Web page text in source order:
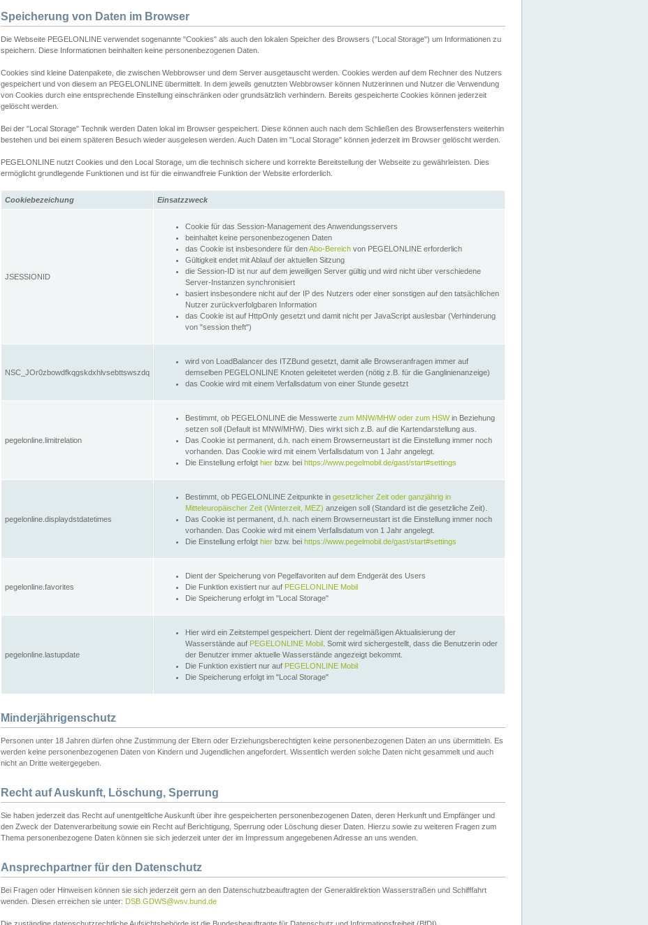
Speicherung von Daten im Browser
Die Webseite PEGELONLINE verwendet sogenannte "Cookies" als auch den lokalen Speicher des Browsers ("Local Storage") um Informationen zu
speichern. Diese Informationen beinhalten keine personenbezogenen Daten.
Cookies sind kleine Datenpakete, die zwischen Webbrowser und dem Server ausgetauscht werden. Cookies werden auf dem Rechner des Nutzers
gespeichert und von diesem an PEGELONLINE übermittelt. In dem jeweils genutzten Webbrowser können Nutzerinnen und Nutzer die Verwendung
von Cookies durch eine entsprechende Einstellung einschränken oder grundsätzlich verhindern. Bereits gespeicherte Cookies können jederzeit
gelöscht werden.
Bei der "Local Storage" Technik werden Daten lokal im Browser gespeichert. Diese können auch nach dem Schließen des Browserfensters weiterhin
bestehen und bei einem späteren Besuch wieder ausgelesen werden. Auch Daten im "Local Storage" können jederzeit im Browser gelöscht werden.
PEGELONLINE nutzt Cookies und den Local Storage, um die technisch sichere und korrekte Bereitstellung der Webseite zu gewährleisten. Dies
ermöglicht grundlegende Funktionen und ist für die einwandfreie Funktion der Website erforderlich.
Cookiebezeichung Einsatzzweck
JSESSIONID
Cookie für das Session-Management des Anwendungsservers
beinhaltet keine personenbezogenen Daten
das Cookie ist insbesondere für denAbo-Bereich von PEGELONLINE erforderlich
Gültigkeit endet mit Ablauf der aktuellen Sitzung
die Session-ID ist nur auf dem jeweiligen Server gültig und wird nicht über verschiedene
Server-Instanzen synchronisiert
basiert insbesondere nicht auf der IP des Nutzers oder einer sonstigen auf den tatsächlichen
Nutzer zurückverfolgbaren Information
das Cookie ist auf HttpOnly gesetzt und damit nicht per JavaScript auslesbar (Verhinderung
von "session theft")
NSC_JOr0zbowdfkqgskdxhlvsebttswszdq
wird von LoadBalancer des ITZBund gesetzt, damit alle Browseranfragen immer auf
demselben PEGELONLINE Knoten geleitetet werden (nötig z.B. für die Ganglinienanzeige)
das Cookie wird mit einem Verfallsdatum von einer Stunde gesetzt
pegelonline.limitrelation
Bestimmt, ob PEGELONLINE die Messwerte zum MNW/MHW oder zum HSWin Beziehung
setzen soll (Default ist MNW/MHW). Dies wirkt sich z.B. auf die Kartendarstellung aus.
Das Cookie ist permanent, d.h. nach einem Browserneustart ist die Einstellung immer noch
vorhanden. Das Cookie wird mit einem Verfallsdatum von 1 Jahr angelegt.
Die Einstellung erfolgt hier bzw. bei https://www.pegelmobil.de/gast/start#settings
pegelonline.displaydstdatetimes
Bestimmt, ob PEGELONLINE Zeitpunkte in gesetzlicher Zeit oder ganzjährig in
Mitteleuropäischer Zeit (Winterzeit, MEZ) anzeigen soll (Standard ist die gesetzliche Zeit).
Das Cookie ist permanent, d.h. nach einem Browserneustart ist die Einstellung immer noch
vorhanden. Das Cookie wird mit einem Verfallsdatum von 1 Jahr angelegt.
Die Einstellung erfolgt hier bzw. bei https://www.pegelmobil.de/gast/start#settings
pegelonline.favorites
Dient der Speicherung von Pegelfavoriten auf dem Endgerät des Users
Die Funktion existiert nur auf PEGELONLINE Mobil
Die Speicherung erfolgt im "Local Storage"
pegelonline.lastupdate
Hier wird ein Zeitstempel gespeichert. Dient der regelmäßigen Aktualisierung der
Wasserstände auf PEGELONLINE Mobil . Somit wird sichergestellt, dass die Benutzerin oder
der Benutzer immer aktuelle Wasserstände angezeigt bekommt.
Die Funktion existiert nur auf PEGELONLINE Mobil
Die Speicherung erfolgt im "Local Storage"
Minderjährigenschutz
Personen unter 18 Jahren dürfen ohne Zustimmung der Eltern oder Erziehungsberechtigten keine personenbezogenen Daten an uns übermitteln. Es
werden keine personenbezogenen Daten von Kindern und Jugendlichen angefordert. Wissentlich werden solche Daten nicht gesammelt und auch
nicht an Dritte weitergegeben.
Recht auf Auskunft, Löschung, Sperrung
Sie haben jederzeit das Recht auf unentgeltliche Auskunft über ihre gespeicherten personenbezogenen Daten, deren Herkunft und Empfänger und
den Zweck der Datenverarbeitung sowie ein Recht auf Berichtigung, Sperrung oder Löschung dieser Daten. Hierzu sowie zu weiteren Fragen zum
Thema personenbezogene Daten können sie sich jederzeit unter der im Impressum angegebenen Adresse an uns wenden.
Ansprechpartner für den Datenschutz
Bei Fragen oder Hinweisen können sie sich jederzeit gern an den Datenschutzbeauftragten der Generaldirektion Wasserstraßen und Schifffahrt
wenden. Diesen erreichen sie unter: DSB.GDWS@wsv.bund.de